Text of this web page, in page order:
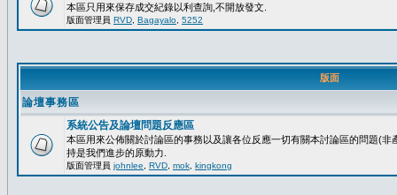
本區只用來保存成交紀錄以利查詢,不開放發文.
版面管理員 RVD Bagayalo 5252
版面
論壇事務區
系統公告及論壇問題反應區
本區用來公佈關於討論區的事務以及讓各位反應一切有關本討論區的問題(
持是我們進步的原動力.
版面管理員 johnlee RVD mok kingkong